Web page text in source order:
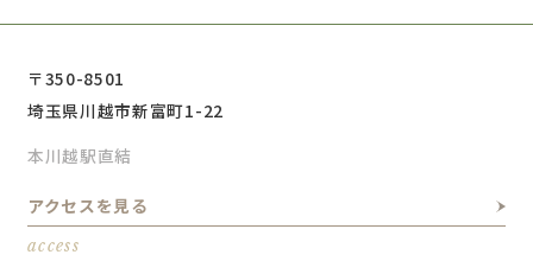
〒350-8501
埼玉県川越市新富町1-22
本川越駅直結
アクセスを見る
access